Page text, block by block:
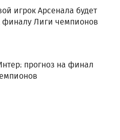
игрок Арсенала будет
финалу Лиги чемпионов
прогноз на финал